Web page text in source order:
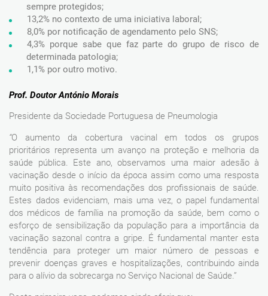
sempre protegidos;
13,2% no contexto de uma iniciativa laboral;
8,0% por notificação de agendamento pelo SNS;
4,3% porque sabe que faz parte do grupo de risco de
determinada patologia;
1,1% por outro motivo.
Prof. Doutor António Morais
Presidente da Sociedade Portuguesa de Pneumologia
“O aumento da cobertura vacinal em todos os grupos
prioritários representa um avanço na proteção e melhoria da
saúde pública. Este ano, observamos uma maior adesão à
vacinação desde o início da época assim como uma resposta
muito positiva às recomendações dos profissionais de saúde.
Estes dados evidenciam, mais uma vez, o papel fundamental
dos médicos de família na promoção da saúde, bem como o
esforço de sensibilização da população para a importância da
vacinação sazonal contra a gripe. É fundamental manter esta
tendência para proteger um maior número de pessoas e
prevenir doenças graves e hospitalizações, contribuindo ainda
para o alívio da sobrecarga no Serviço Nacional de Saúde.”